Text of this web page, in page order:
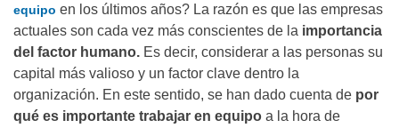
equipo en los últimos años? La razón es que las empresas
actuales son cada vez más conscientes de la importancia
del factor humano. Es decir, considerar a las personas su
capital más valioso y un factor clave dentro la
organización. En este sentido, se han dado cuenta de por
qué es importante trabajar en equipo a la hora de